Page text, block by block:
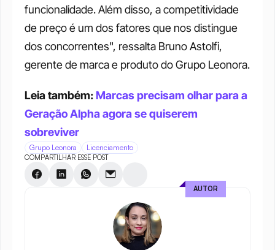
funcionalidade. Além disso, a competitividade
de preço é um dos fatores que nos distingue
dos concorrentes", ressalta Bruno Astolfi,
gerente de marca e produto do Grupo Leonora.
Leia também: Marcas precisam olhar para a
Geração Alpha agora se quiserem
sobreviver
Grupo Leonora Licenciamento
COMPARTILHAR ESSE POST
AUTOR